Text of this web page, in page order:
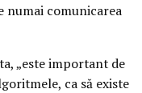
numai comunicarea
„este important de
ca să existe